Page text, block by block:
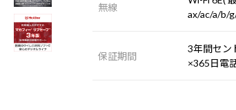
無線
ax/ac/a/b/
保証期間
3年間セン
×365日電